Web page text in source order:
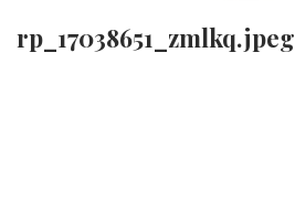
rp_17038651_zmlkq.jpeg